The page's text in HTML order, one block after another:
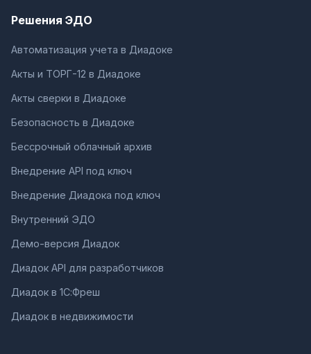
Решения ЭДО
Автоматизация учета в Диадоке
Акты и ТОРГ-12 в Диадоке
Акты сверки в Диадоке
Безопасность в Диадоке
Бессрочный облачный архив
Внедрение API под ключ
Внедрение Диадока под ключ
Внутренний ЭДО
Демо-версия Диадок
Диадок API для разработчиков
Диадок в 1С:Фреш
Диадок в недвижимости